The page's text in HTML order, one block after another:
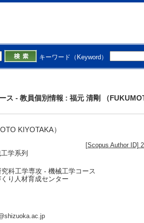
キーワード（Keyword）
ス - 教員個別情報 : 福元 清剛 （
KIYOTAKA）
[Scopus Author ID]
学系列
科工学専攻 - 機械工学コース
り人材育成センター